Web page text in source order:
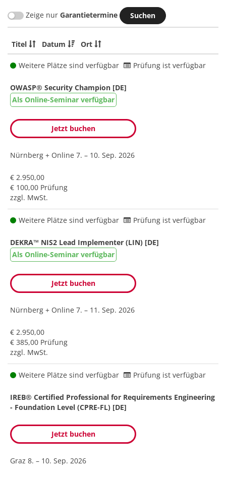
Zeige nur Garantietermine
Titel Datum Ort
Weitere Plätze sind verfügbar Prüfung ist verfügbar
OWASP® Security Champion [DE]
Als Online-Seminar verfügbar
Jetzt buchen
Nürnberg + Online 7. – 10. Sep. 2026
€ 2.950,00
€ 100,00 Prüfung
zzgl. MwSt.
Weitere Plätze sind verfügbar Prüfung ist verfügbar
DEKRA™ NIS2 Lead Implementer (LIN) [DE]
Als Online-Seminar verfügbar
Jetzt buchen
Nürnberg + Online 7. – 11. Sep. 2026
€ 2.950,00
€ 385,00 Prüfung
zzgl. MwSt.
Weitere Plätze sind verfügbar Prüfung ist verfügbar
IREB® Certified Professional for Requirements Engineering
- Foundation Level (CPRE-FL) [DE]
Jetzt buchen
Graz 8. – 10. Sep. 2026